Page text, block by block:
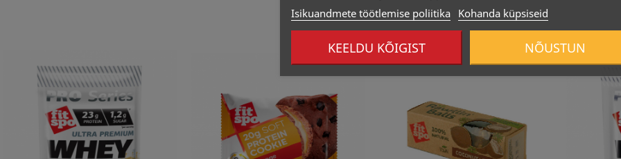
Isikuandmete töötlemise poliitika Kohanda küpsiseid
KEELDU KÕIGIST NÕUSTUN